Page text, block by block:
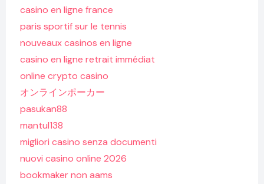
casino en ligne france
paris sportif sur le tennis
nouveaux casinos en ligne
casino en ligne retrait immédiat
online crypto casino
オンラインポーカー
pasukan88
mantul138
migliori casino senza documenti
nuovi casino online 2026
bookmaker non aams